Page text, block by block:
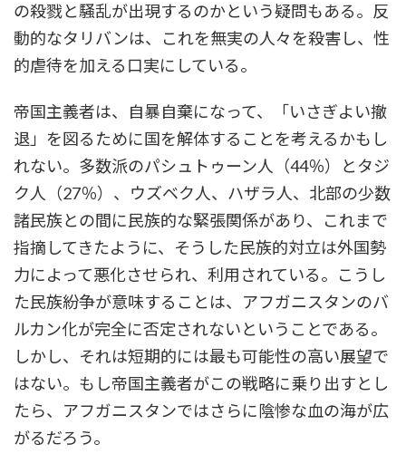
の殺戮と騒乱が出現するのかという疑問もある。反
動的なタリバンは、これを無実の人々を殺害し、性
的虐待を加える口実にしている。
帝国主義者は、自暴自棄になって、「いさぎよい撤
退」を図るために国を解体することを考えるかもし
れない。多数派のパシュトゥーン人（44％）とタジ
ク人（27％）、ウズベク人、ハザラ人、北部の少数
諸民族との間に民族的な緊張関係があり、これまで
指摘してきたように、そうした民族的対立は外国勢
力によって悪化させられ、利用されている。こうし
た民族紛争が意味することは、アフガニスタンのバ
ルカン化が完全に否定されないということである。
しかし、それは短期的には最も可能性の高い展望で
はない。もし帝国主義者がこの戦略に乗り出すとし
たら、アフガニスタンではさらに陰惨な血の海が広
がるだろう。